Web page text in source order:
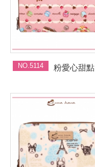
NO.5114 粉愛心甜點